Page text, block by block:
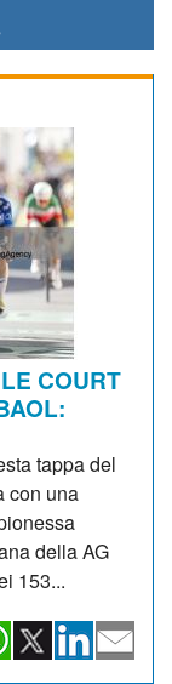
COURT
tappa del
con una
della AG
153...